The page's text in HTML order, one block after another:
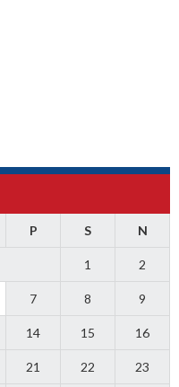
P S N
1 2
7 8 9
14 15 16
21 22 23